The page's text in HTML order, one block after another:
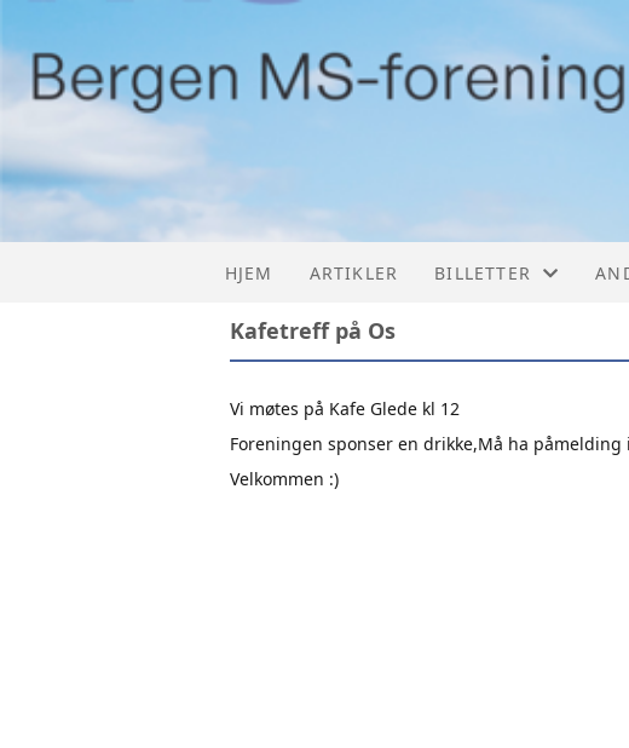
HJEM ARTIKLER BILLETTER
Kafetreff på Os
Vi møtes på Kafe Glede kl 12
Foreningen sponser en drikke,Må ha påmelding
Velkommen :)